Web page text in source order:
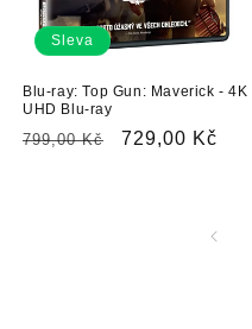
Sleva
Blu-ray: Top Gun: Maverick - 4K
UHD Blu-ray
Běžná
799,00 Kč
Výprodejová
729,00 Kč